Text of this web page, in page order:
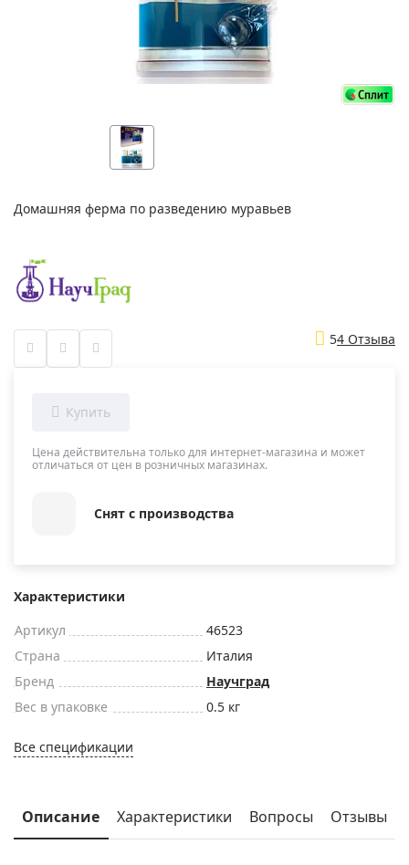
Домашняя ферма по разведению муравьев
54 Отзыва
Цена действительна только для интернет-магазина и может
отличаться от цен в розничных магазинах.
Снят с производства
Характеристики
Артикул
46523
Страна
Италия
Бренд
Научград
Вес в упаковке
0.5 кг
Все спецификации
Описание Характеристики Вопросы Отзывы